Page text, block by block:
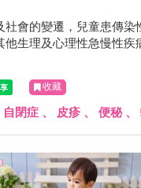
社會的變遷，兒童患傳染
他生理及心理性急慢性疾
收藏
自閉症 、 皮疹 、 便秘、